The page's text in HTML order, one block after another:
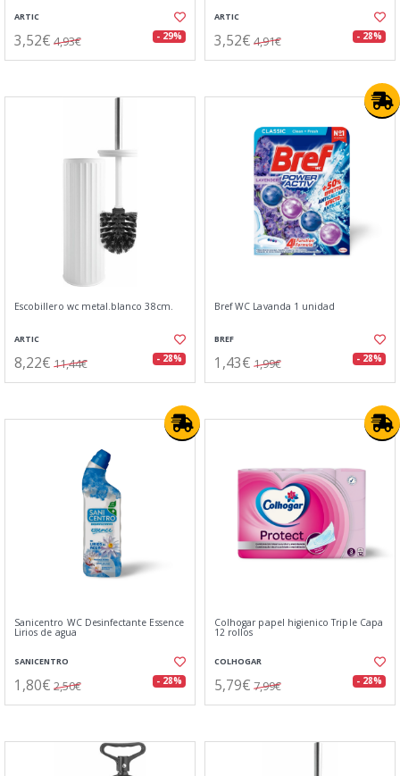
ARTIC
3,52€ 4,93€ - 29%
ARTIC
3,52€ 4,91€ - 28%
Escobillero wc metal.blanco 38cm.
ARTIC
8,22€ 11,44€ - 28%
Bref WC Lavanda 1 unidad
BREF
1,43€ 1,99€ - 28%
Sanicentro WC Desinfectante Essence
Lirios de agua
SANICENTRO
1,80€ 2,50€ - 28%
Colhogar papel higienico Triple Capa
12 rollos
COLHOGAR
5,79€ 7,99€ - 28%